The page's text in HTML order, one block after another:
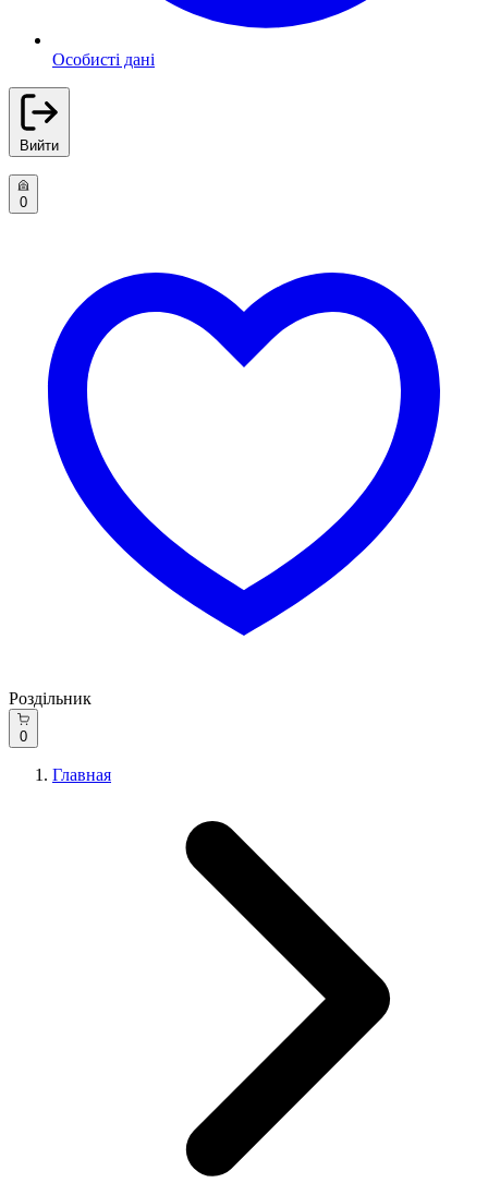
Особисті дані
Вийти
0
Роздільник
0
Главная